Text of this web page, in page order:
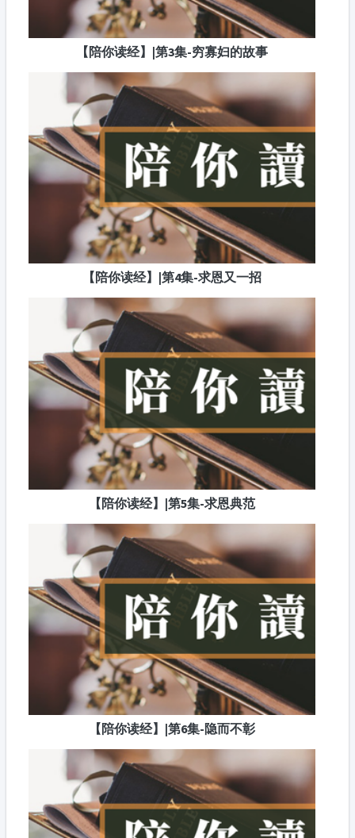
【陪你读经】|第3集-穷寡妇的故事
【陪你读经】|第4集-求恩又一招
【陪你读经】|第5集-求恩典范
【陪你读经】|第6集-隐而不彰